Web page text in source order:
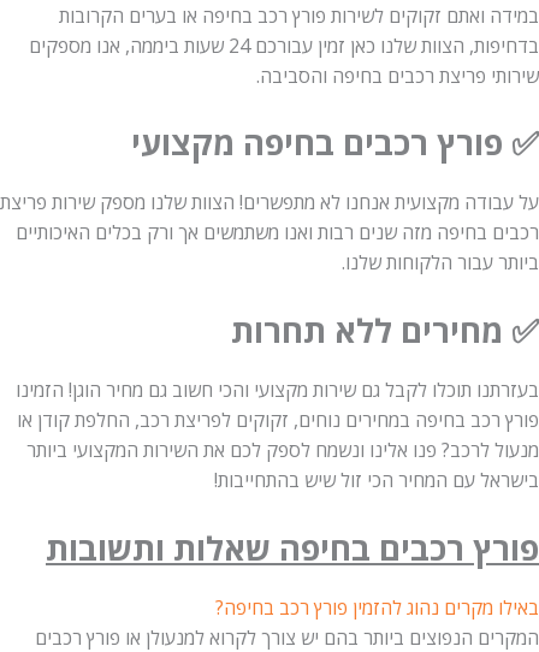
במידה ואתם זקוקים לשירות פורץ רכב בחיפה או בערים הקרובות
בדחיפות, הצוות שלנו כאן זמין עבורכם 24 שעות ביממה, אנו מספקים
שירותי פריצת רכבים בחיפה והסביבה.
✅ פורץ רכבים בחיפה מקצועי
על עבודה מקצועית אנחנו לא מתפשרים! הצוות שלנו מספק שירות פריצת
רכבים בחיפה מזה שנים רבות ואנו משתמשים אך ורק בכלים האיכותיים
ביותר עבור הלקוחות שלנו.
✅ מחירים ללא תחרות
בעזרתנו תוכלו לקבל גם שירות מקצועי והכי חשוב גם מחיר הוגן! הזמינו
פורץ רכב בחיפה במחירים נוחים, זקוקים לפריצת רכב, החלפת קודן או
מנעול לרכב? פנו אלינו ונשמח לספק לכם את השירות המקצועי ביותר
בישראל עם המחיר הכי זול שיש בהתחייבות!
פורץ רכבים בחיפה שאלות ותשובות
באילו מקרים נהוג להזמין פורץ רכב בחיפה?
המקרים הנפוצים ביותר בהם יש צורך לקרוא למנעולן או פורץ רכבים